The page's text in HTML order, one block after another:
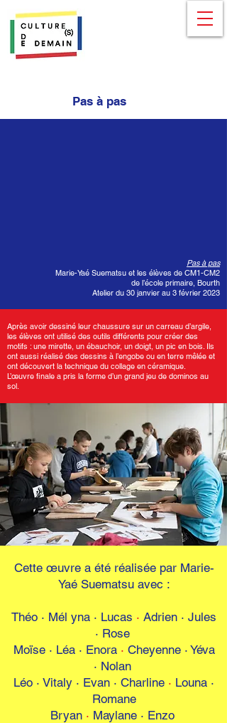
Pas à pas
Pas à pas
Marie-Yaé Suematsu et les élèves de CM1-CM2
de l’école primaire, Bourth
Atelier du 30 janvier au 3 février 2023
Après avoir dessiné leur chaussure sur un carreau d’argile,
les élèves ont utilisé des outils différents pour créer des
motifs : une mirette, un ébauchoir, un doigt, un pic en bois. Ils
ont aussi réalisé des dessins à l’engobe ou en terre mêlée et
ont découvert la technique du collage en céramique.
L’œuvre finale a pris la forme d’un grand jeu de dominos au
sol.
Cette œuvre a été réalisée par Marie-
Yaé Suematsu avec :
Théo · Mél yna · Lucas · Adrien · Jules
· Rose
Moïse · Léa · Enora · Cheyenne · Yéva
· Nolan
Léo · Vitaly · Evan · Charline · Louna ·
Romane
Bryan · Maylane · Enzo